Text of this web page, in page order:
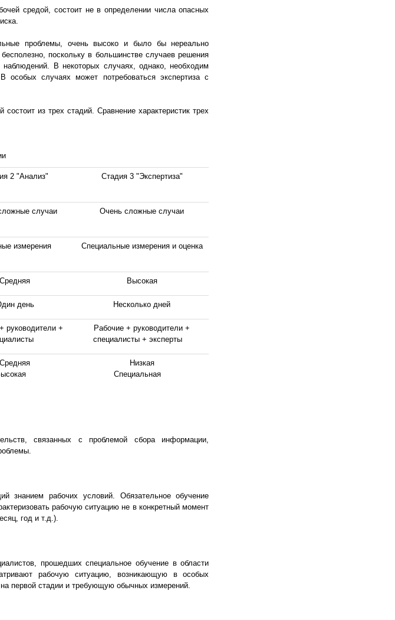
средой, состоит не в определении числа опасных
проблемы, очень высоко и было бы нереально
поскольку в большинстве случаев решения
В некоторых случаях, однако, необходим
случаях может потребоваться экспертиза с
из трех стадий. Сравнение характеристик трех
2 "Анализ" Стадия 3 "Экспертиза"
случаи Очень сложные случаи
измерения Специальные измерения и оценка
Средняя Высокая
день Несколько дней
руководители +
Рабочие + руководители +
специалисты + эксперты
Средняя
Низкая
Специальная
связанных с проблемой сбора информации,
знанием рабочих условий. Обязательное обучение
рабочую ситуацию не в конкретный момент
год и т.д.).
прошедших специальное обучение в области
рабочую ситуацию, возникающую в особых
первой стадии и требующую обычных измерений.